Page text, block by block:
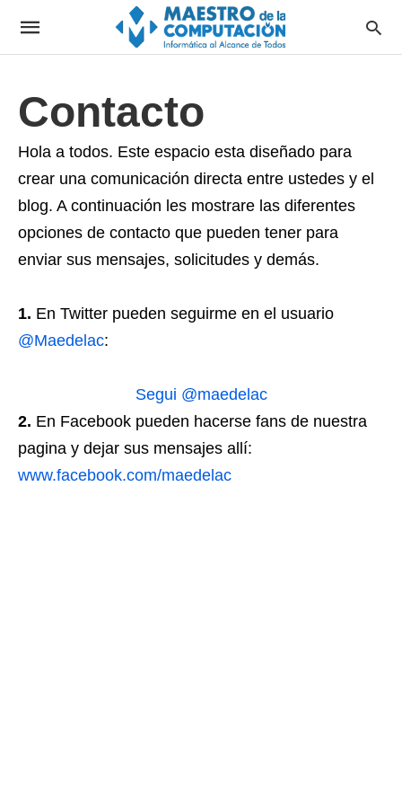
Contacto
Hola a todos. Este espacio esta diseñado para
crear una comunicación directa entre ustedes y el
blog. A continuación les mostrare las diferentes
opciones de contacto que pueden tener para
enviar sus mensajes, solicitudes y demás.
1. En Twitter pueden seguirme en el usuario
@Maedelac:
Segui @maedelac
2. En Facebook pueden hacerse fans de nuestra
pagina y dejar sus mensajes allí:
www.facebook.com/maedelac